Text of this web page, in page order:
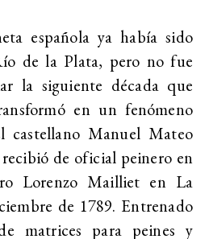
española ya había sido
de la Plata, pero no fue
la siguiente década que
en un fenómeno
castellano Manuel Mateo
de oficial peinero en
Lorenzo Mailliet en La
de 1789. Entrenado
matrices para peines y